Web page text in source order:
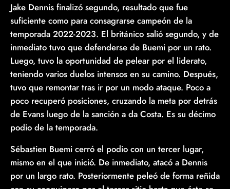
Jake Dennis finalizó segundo, resultado que fue
suficiente como para consagrarse campeón de la
temporada 2022-2023. El británico salió segundo, y de
inmediato tuvo que defenderse de Buemi por un rato.
Luego, tuvo la oportunidad de pelear por el liderato,
teniendo varios duelos intensos en su camino. Después,
tuvo que remontar tras ir por un modo ataque. Poco a
poco recuperó posiciones, cruzando la meta por detrás
de Evans luego de la sanción a da Costa. Es su décimo
podio de la temporada.
Sébastien Buemi cerró el podio con un tercer lugar,
mismo en el que inició. De inmediato, atacó a Dennis
por un largo rato. Posteriormente peleó de forma reñida